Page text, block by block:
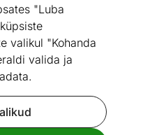
"Luba
valikul "Kohanda
valida ja